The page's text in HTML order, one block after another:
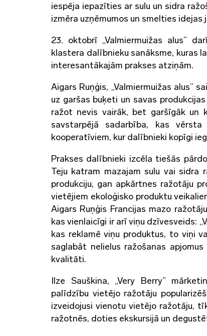
iespēja iepazīties ar sulu un sidra
izmēra uzņēmumos un smelties
23. oktobrī „Valmiermuižas alus”
klastera dalībnieku sanāksme, kuras
interesantākajām prakses atziņām.
Aigars Ruņģis, „Valmiermuižas alus”
uz garšas buķeti un savas
ražot nevis vairāk, bet garšīgāk un
savstarpējā sadarbība, kas
kooperatīviem, kur dalībnieki kopīgi
Prakses dalībnieki izcēla tiešās
Teju katram mazajam sulu vai sidra
produkciju, gan apkārtnes ražotāju
vietējiem ekoloģisko produktu
Aigars Ruņģis Francijas mazo
kas vienlaicīgi ir arī viņu dzīvesveids:
kas reklamē viņu produktus, to viņi
saglabāt nelielus ražošanas
kvalitāti.
Ilze Sauškina, „Very Berry”
palīdzību vietējo ražotāju
izveidojusi vienotu vietējo ražotāju,
ražotnēs, doties ekskursijā un